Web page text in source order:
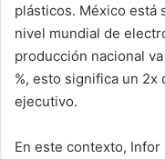
plásticos. México está
nivel mundial de
producción nacional
%, esto significa un 2x
ejecutivo.
En este contexto,